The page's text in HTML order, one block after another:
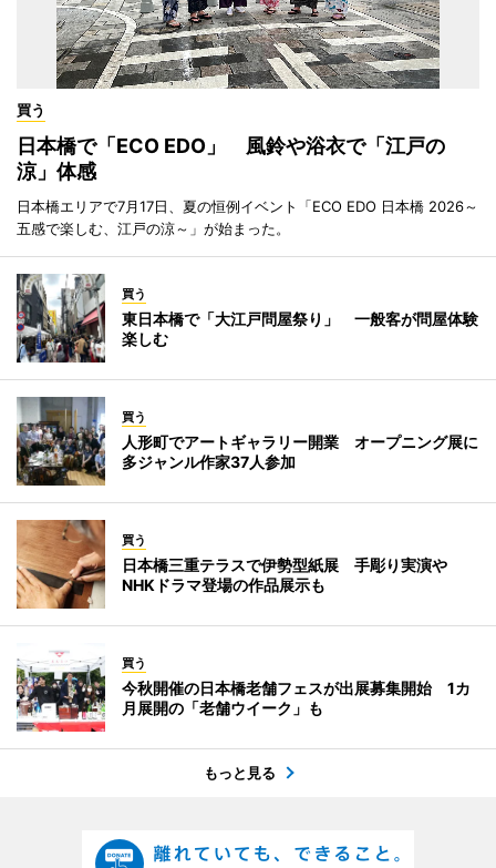
買う
日本橋で「ECO EDO」 風鈴や浴衣で「江戸の
涼」体感
日本橋エリアで7月17日、夏の恒例イベント「ECO EDO 日本橋 2026～
五感で楽しむ、江戸の涼～」が始まった。
買う
東日本橋で「大江戸問屋祭り」 一般客が問屋体験
楽しむ
買う
人形町でアートギャラリー開業 オープニング展に
多ジャンル作家37人参加
買う
日本橋三重テラスで伊勢型紙展 手彫り実演や
NHKドラマ登場の作品展示も
買う
今秋開催の日本橋老舗フェスが出展募集開始 1カ
月展開の「老舗ウイーク」も
もっと見る